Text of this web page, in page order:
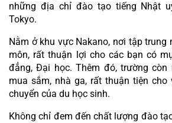
những địa chỉ đào tạo tiếng Nhật
Tokyo.
Nằm ở khu vực Nakano, nơi tập trung
môn, rất thuận lợi cho các bạn có
đẳng, Đại học. Thêm đó, trường còn
mua sắm, nhà ga, rất thuận tiện
chuyển của du học sinh.
Không chỉ đem đến chất lượng đào